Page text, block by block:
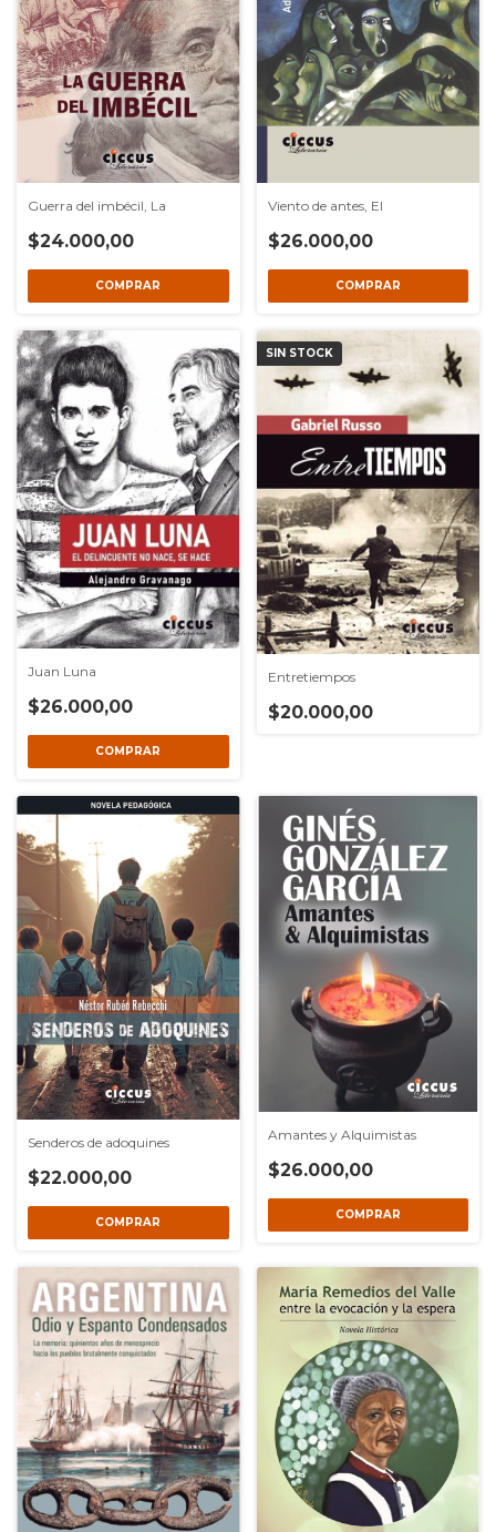
Guerra del imbécil, La
$24.000,00
Viento de antes, El
$26.000,00
Juan Luna
$26.000,00
SIN STOCK
Entretiempos
$20.000,00
Senderos de adoquines
$22.000,00
Amantes y Alquimistas
$26.000,00